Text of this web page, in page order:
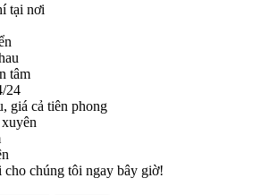
tại nơi
tâm
24
giá cả tiên phong
cho chúng tôi ngay bây giờ!